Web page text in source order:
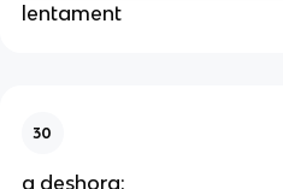
lentament
30
a deshora: